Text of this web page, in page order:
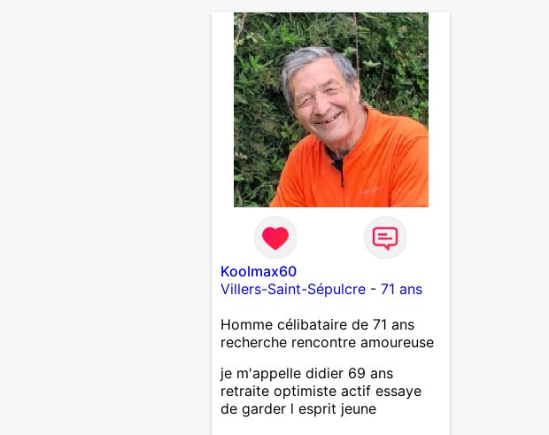
Koolmax60
Villers-Saint-Sépulcre- 71 ans
Homme célibataire de 71 ans
recherche rencontre amoureuse
je m'appelle didier 69 ans
retraite optimiste actif essaye
de garder l esprit jeune